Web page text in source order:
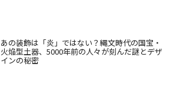
あの装飾は「炎」ではない？縄文時代の国宝・
火焔型土器、5000年前の人々が刻んだ謎とデザ
インの秘密